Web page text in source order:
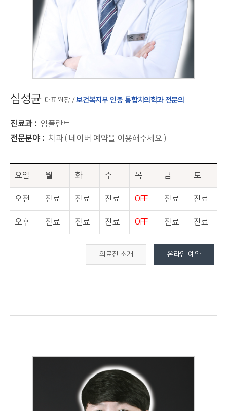
심성균 대표원장 /보건복지부 인증 통합치의학과 전문의
진료과
임플란트
전문분야
치과 ( 네이버 예약을 이용해주세요 )
요일 월 화 수 목 금 토
오전 진료 진료 진료 OFF 진료 진료
오후 진료 진료 진료 OFF 진료 진료
의료진 소개 온라인 예약